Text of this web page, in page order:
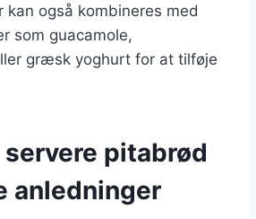
kan også kombineres med
som guacamole,
græsk yoghurt for at tilføje
pitabrød
anledninger